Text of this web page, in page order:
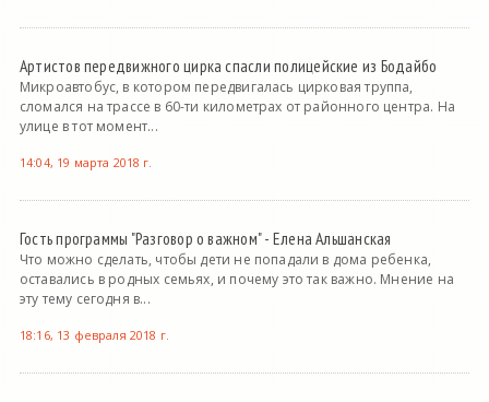
Артистов передвижного цирка спасли полицейские из Бодайбо
Микроавтобус, в котором передвигалась цирковая труппа,
сломался на трассе в 60-ти километрах от районного центра. На
улице в тот момент...
14:04, 19 марта 2018 г.
Гость программы "Разговор о важном" - Елена Альшанская
Что можно сделать, чтобы дети не попадали в дома ребенка,
оставались в родных семьях, и почему это так важно. Мнение на
эту тему сегодня в...
18:16, 13 февраля 2018 г.